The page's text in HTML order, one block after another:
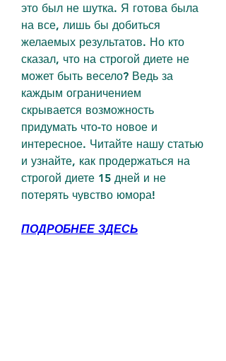
это был не шутка. Я готова была
на все, лишь бы добиться
желаемых результатов. Но кто
сказал, что на строгой диете не
может быть весело? Ведь за
каждым ограничением
скрывается возможность
придумать что-то новое и
интересное. Читайте нашу статью
и узнайте, как продержаться на
строгой диете 15 дней и не
потерять чувство юмора!
ПОДРОБНЕЕ ЗДЕСЬ